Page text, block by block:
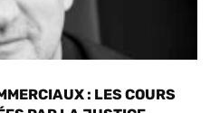
: LES COURS